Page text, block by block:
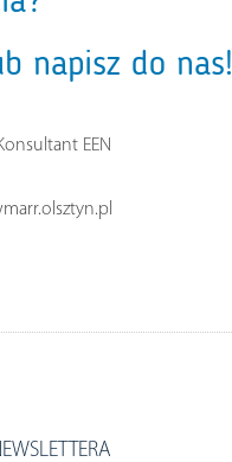
napisz do nas!
EEN